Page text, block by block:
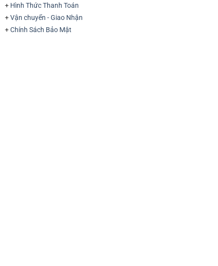
+ Hình Thức Thanh Toán
+Vận chuyển - Giao Nhận
+Chính Sách Bảo Mật